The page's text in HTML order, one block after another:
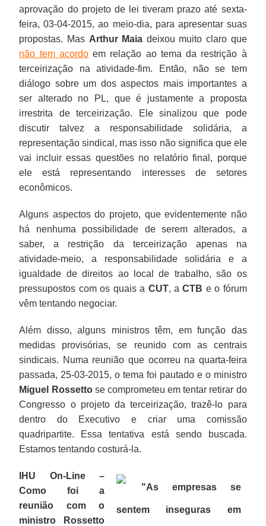
aprovação do projeto de lei tiveram prazo até sexta-
feira, 03-04-2015, ao meio-dia, para apresentar suas
propostas. Mas Arthur Maia deixou muito claro que
não tem acordoem relação ao tema da restrição à
terceirização na atividade-fim. Então, não se tem
diálogo sobre um dos aspectos mais importantes a
ser alterado no PL, que é justamente a proposta
irrestrita de terceirização. Ele sinalizou que pode
discutir talvez a responsabilidade solidária, a
representação sindical, mas isso não significa que ele
vai incluir essas questões no relatório final, porque
ele está representando interesses de setores
econômicos.
Alguns aspectos do projeto, que evidentemente não
há nenhuma possibilidade de serem alterados, a
saber, a restrição da terceirização apenas na
atividade-meio, a responsabilidade solidária e a
igualdade de direitos ao local de trabalho, são os
pressupostos com os quais a CUT, aCTB e o fórum
vêm tentando negociar.
Além disso, alguns ministros têm, em função das
medidas provisórias, se reunido com as centrais
sindicais. Numa reunião que ocorreu na quarta-feira
passada, 25-03-2015, o tema foi pautado e o ministro
Miguel Rossettose comprometeu em tentar retirar do
Congresso o projeto da terceirização, trazê-lo para
dentro do Executivo e criar uma comissão
quadripartite. Essa tentativa está sendo buscada.
Estamos tentando costurá-la.
"As empresas se
sentem inseguras em
IHU On-Line –
Como foi a
reunião com o
ministro Rossetto